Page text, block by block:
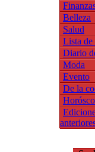
Belleza
Salud
Lista de
Diario
Moda
Evento
De la